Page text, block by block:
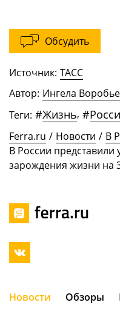
Обсудить
Источник: ТАСС
Автор: Ингела
Теги: #Жизнь, #
Ferra.ru / Новости / В
В России представили
зарождения жизни на
Новости Обзоры